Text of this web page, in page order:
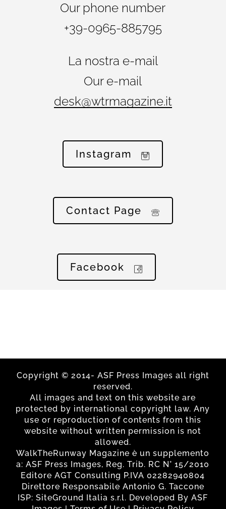
Our phone number
+39-0965-885795
La nostra e-mail
Our e-mail
desk@wtrmagazine.it
Instagram
Contact Page
Facebook
Copyright © 2014- ASF Press Images all right
reserved.
All images and text on this website are
protected by international copyright law. Any
use or reproduction of contents from this
website without written permission is not
allowed.
WalkTheRunway Magazine è un supplemento
a: ASF Press Images, Reg. Trib. RC N° 15/2010
Editore AGT Consulting P.IVA 02282940804
Direttore Responsabile Antonio G. Taccone
ISP: SiteGround Italia s.r.l. Developed By ASF